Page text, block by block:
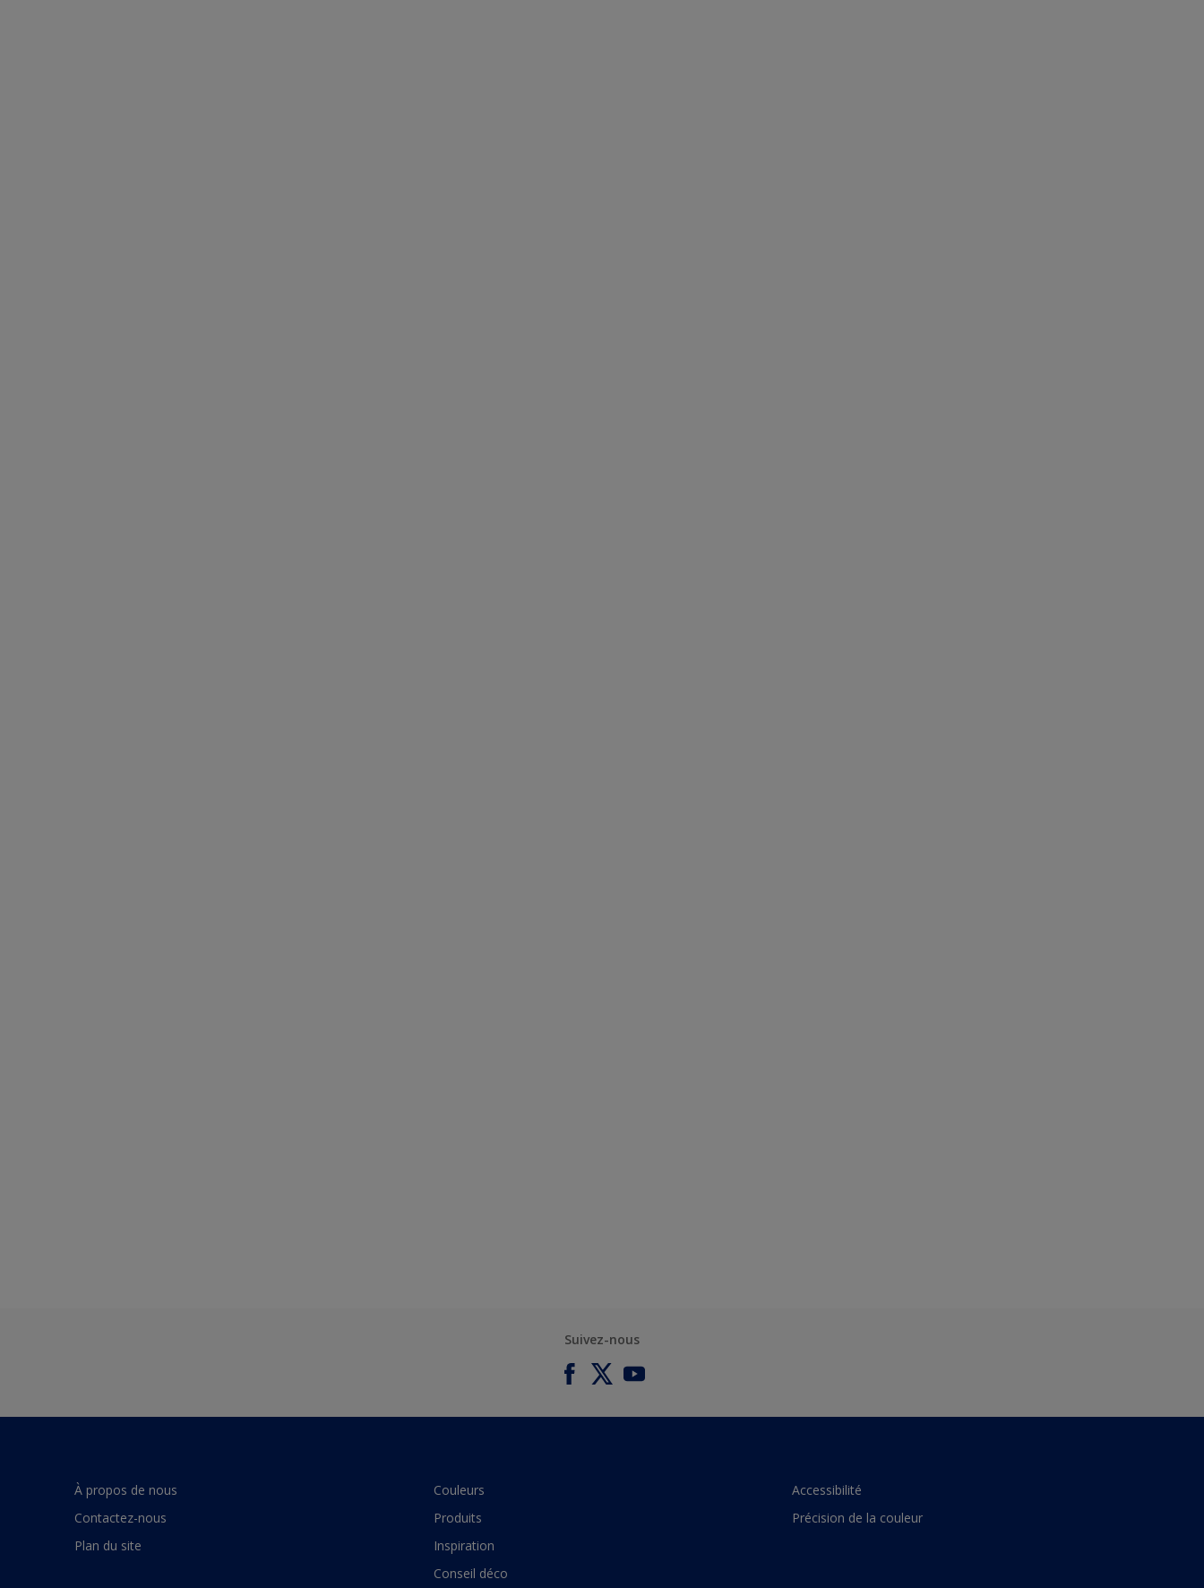
Suivez-nous
À propos de nous
Contactez-nous
Plan du site
Couleurs
Produits
Inspiration
Conseil déco
Accessibilité
Précision de la couleur